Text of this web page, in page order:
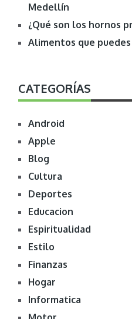
Medellín
¿Qué son los hornos
Alimentos que
CATEGORÍAS
Android
Apple
Blog
Cultura
Deportes
Educacion
Espiritualidad
Estilo
Finanzas
Hogar
Informatica